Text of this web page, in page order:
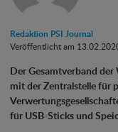
Redaktion PSI Journal
Veröffentlicht am
Der Gesamtverband
mit der Zentralstelle für
für USB-Sticks und